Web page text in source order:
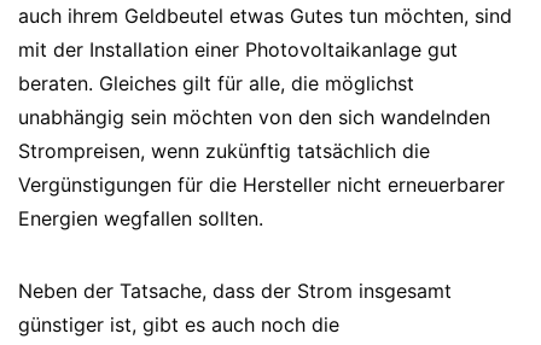
auch ihrem Geldbeutel etwas Gutes tun möchten, sind
mit der Installation einer Photovoltaikanlage gut
beraten. Gleiches gilt für alle, die möglichst
unabhängig sein möchten von den sich wandelnden
Strompreisen, wenn zukünftig tatsächlich die
Vergünstigungen für die Hersteller nicht erneuerbarer
Energien wegfallen sollten.
Neben der Tatsache, dass der Strom insgesamt
günstiger ist, gibt es auch noch die